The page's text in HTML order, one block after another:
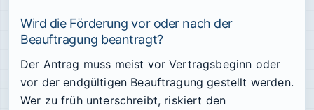
Wird die Förderung vor oder nach der
Beauftragung beantragt?
Der Antrag muss meist vor Vertragsbeginn oder
vor der endgültigen Beauftragung gestellt werden.
Wer zu früh unterschreibt, riskiert den